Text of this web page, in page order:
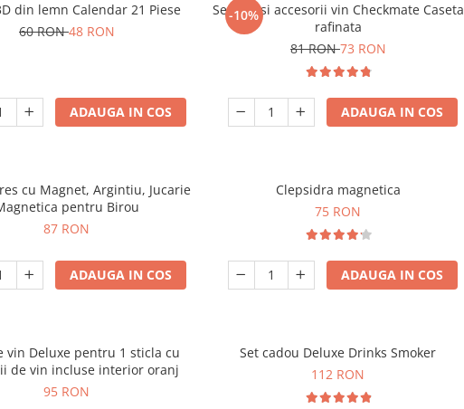
din lemn Calendar 21 Piese
60 RON48 RON
ADAUGA IN COS
-10%
Set sah si accesorii vin Checkmate Caseta
rafinata
81 RON73 RON
ADAUGA IN COS
cu Magnet, Argintiu, Jucarie
pentru Birou
87 RON
ADAUGA IN COS
Clepsidra magnetica
75 RON
ADAUGA IN COS
vin Deluxe pentru 1 sticla cu
de vin incluse interior oranj
95 RON
Set cadou Deluxe Drinks Smoker
112 RON